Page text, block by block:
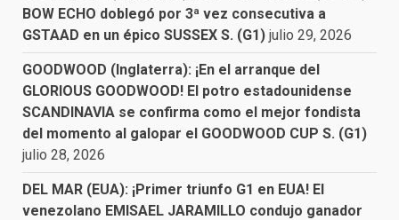
BOW ECHO doblegó por 3ª vez consecutiva a
GSTAAD en un épico SUSSEX S. (G1) julio 29, 2026
GOODWOOD (Inglaterra): ¡En el arranque del
GLORIOUS GOODWOOD! El potro estadounidense
SCANDINAVIA se confirma como el mejor fondista
del momento al galopar el GOODWOOD CUP S. (G1)
julio 28, 2026
DEL MAR (EUA): ¡Primer triunfo G1 en EUA! El
venezolano EMISAEL JARAMILLO condujo ganador